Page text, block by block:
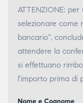
ATTENZIONE:
selezionare come
bancario",
attendere la
si effettuano
l'importo prima di
Nome e Cognome